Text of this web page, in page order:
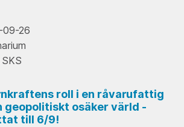
26
SKS
roll i en råvarufattig
geopolitiskt osäker värld -
till 6/9!